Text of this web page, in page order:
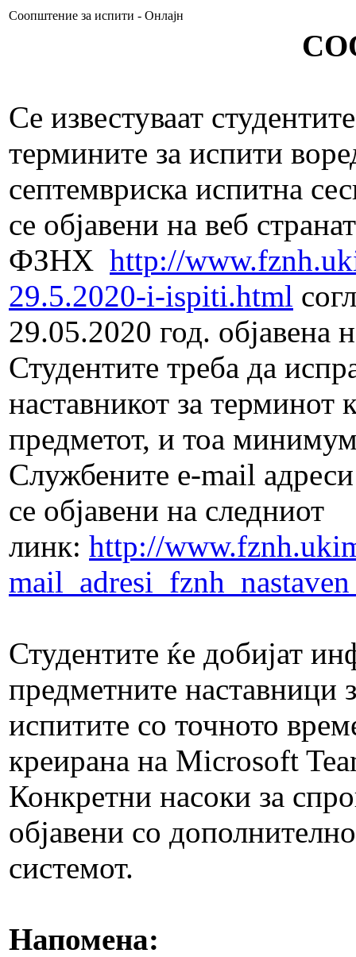
Соопштение за испити - Онлајн
Се известуваат
термините за испити
септемвриска испитна
се објавени на веб
ФЗНХ http://
29.5.2020-i-ispiti.html
29.05.2020 год. објавена
Студентите треба да
наставникот за терминот
предметот, и тоа
Службените е-mail
се објавени на следниот
линк: http://
Студентите ќе добијат
предметните наставници
испитите со точното
креирана на Microsoft
Конкретни насоки за
објавени со
системот.
Напомена: